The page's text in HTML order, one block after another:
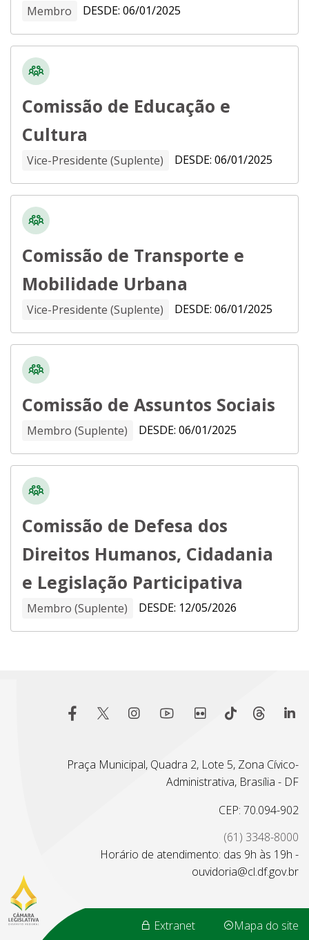
Membro DESDE: 06/01/2025
Comissão de Educação e
Cultura
Vice-Presidente (Suplente) DESDE: 06/01/2025
Comissão de Transporte e
Mobilidade Urbana
Vice-Presidente (Suplente) DESDE: 06/01/2025
Comissão de Assuntos Sociais
Membro (Suplente) DESDE: 06/01/2025
Comissão de Defesa dos
Direitos Humanos, Cidadania
e Legislação Participativa
Membro (Suplente) DESDE: 12/05/2026
Praça Municipal, Quadra 2, Lote 5, Zona Cívico-
Administrativa, Brasília - DF
CEP: 70.094-902
(61) 3348-8000
Horário de atendimento: das 9h às 19h -
ouvidoria@cl.df.gov.br
Extranet Mapa do site